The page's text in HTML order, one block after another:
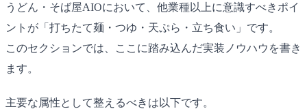
うどん・そば屋AIOにおいて、他業種以上に意識すべきポイ
ントが「打ちたて麺・つゆ・天ぷら・立ち食い」です。
このセクションでは、ここに踏み込んだ実装ノウハウを書き
ます。
主要な属性として整えるべきは以下です。